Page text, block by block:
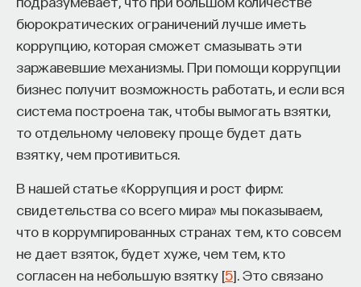
бюрократических ограничений лучше иметь
коррупцию, которая сможет смазывать эти
заржавевшие механизмы. При помощи коррупции
бизнес получит возможность работать, и если вся
система построена так, чтобы вымогать взятки,
то отдельному человеку проще будет дать
взятку, чем противиться.
В нашей статье «Коррупция и рост фирм:
свидетельства со всего мира» мы показываем,
что в коррумпированных странах тем, кто совсем
не дает взяток, будет хуже, чем тем, кто
согласен на небольшую взятку [5]. Это связано